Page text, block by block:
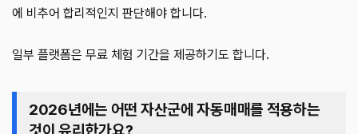
에 비추어 합리적인지 판단해야 합니다.
일부 플랫폼은 무료 체험 기간을 제공하기도 합니다.
2026년에는 어떤 자산군에 자동매매를 적용하는